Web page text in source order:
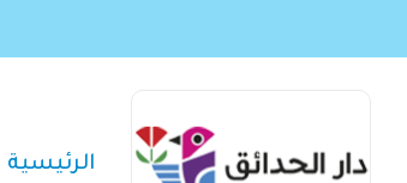
الرئيسية